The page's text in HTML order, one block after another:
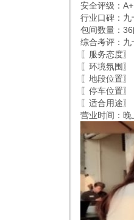
安全评级：A+
行业口碑：九
包间数量：36
综合考评：九
〖服务态
〖环境氛
〖地段位
〖停车位
〖适合用途
营业时间：